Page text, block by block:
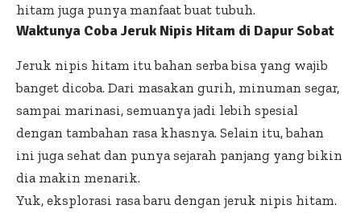
hitam juga punya manfaat buat tubuh.
Waktunya Coba Jeruk Nipis Hitam di Dapur Sobat
Jeruk nipis hitam itu bahan serba bisa yang wajib
banget dicoba. Dari masakan gurih, minuman segar,
sampai marinasi, semuanya jadi lebih spesial
dengan tambahan rasa khasnya. Selain itu, bahan
ini juga sehat dan punya sejarah panjang yang bikin
dia makin menarik.
Yuk, eksplorasi rasa baru dengan jeruk nipis hitam.